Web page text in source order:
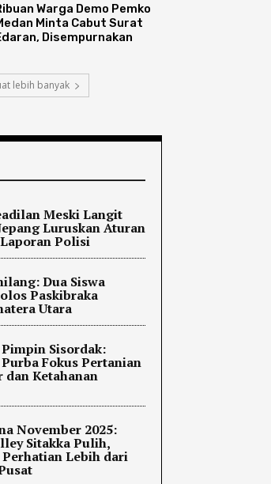
Warga Demo Pemko
Minta Cabut Surat
Disempurnakan
lebih banyak
Meski Langit
Luruskan Aturan
Polisi
Dua Siswa
Paskibraka
Utara
Sisordak:
Fokus Pertanian
Ketahanan
November 2025:
Sitakka Pulih,
Lebih dari